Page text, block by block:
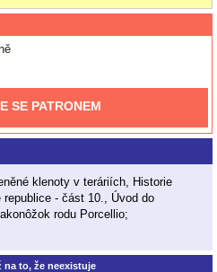
SE PATRONEM
klenoty v teráriích, Historie
- část 10., Úvod do
rodu Porcellio;
na to, že neexistuje